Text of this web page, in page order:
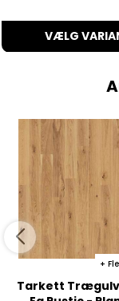
VÆLG
Tarkett Trægulv